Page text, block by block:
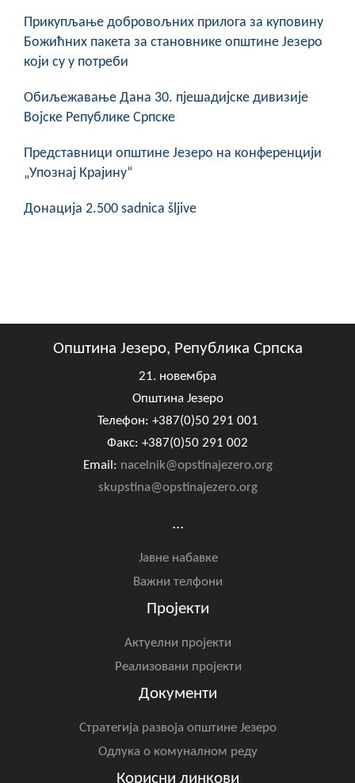
Обавјештења
Заштита од пожара
Геоистраживања
ФИНАНСИЈЕ
Прикупљање добровољних прилога за куповину
Божићних пакета за становнике општине Језеро
који су у потреби
Обиљежавање Данa 30. пјешадијске дивизије
Војске Републике Српске
Представници општине Језеро на конференцији
„Упознај Крајину“
Донација 2.500 sadnica šljive
Општина Језеро, Република Српска
21. новембра
Општина Језеро
Телефон: +387(0)50 291 001
Факс: +387(0)50 291 002
Email: nacelnik@opstinajezero.org
skupstina@opstinajezero.org
...
Јавне набавке
Важни телфони
Пројекти
Актуелни пројекти
Реализовани пројекти
Документи
Стратегија развоја општине Језеро
Одлука о комуналном реду
Корисни линкови